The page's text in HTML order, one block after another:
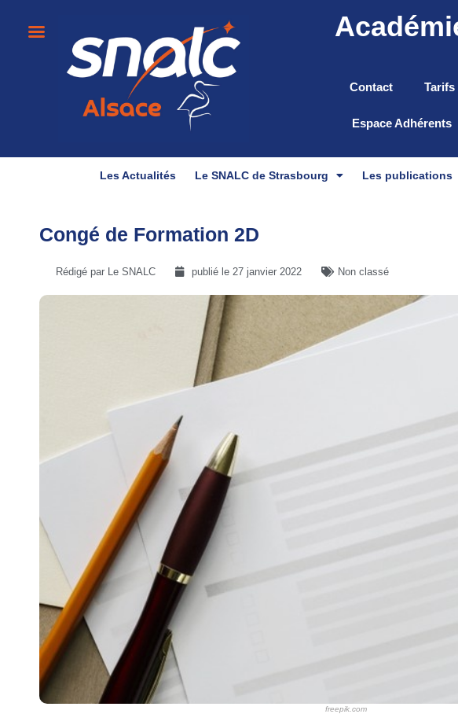
Contact Tarifs
Espace Adhérents
Les Actualités Le SNALC de Strasbourg Les publications
Congé de Formation 2D
Rédigé par Le SNALC publié le 27 janvier 2022 Non classé
freepik.com